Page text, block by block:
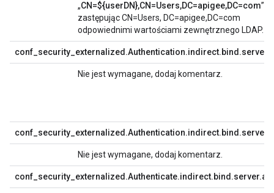
„CN=${userDN},CN=Users,DC=apigee,DC=com”,
zastępując CN=Users, DC=apigee,DC=com
odpowiednimi wartościami zewnętrznego LDAP.
Nie jest wymagane, dodaj komentarz.
Nie jest wymagane, dodaj komentarz.